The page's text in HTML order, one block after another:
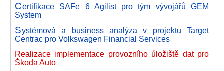
Certifikace SAFe 6 Agilist pro tým vývojářů GEM
System
Systémová a business analýza v projektu Target
Centrac pro Volkswagen Financial Services
Realizace implementace provozního úložiště dat pro
Škoda Auto